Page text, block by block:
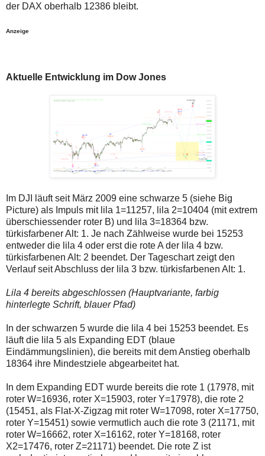
der DAX oberhalb 12386 bleibt.
Anzeige
Aktuelle Entwicklung im Dow Jones
Im DJI läuft seit März 2009 eine schwarze 5 (siehe Big
Picture) als Impuls mit lila 1=11257, lila 2=10404 (mit extrem
überschiessender roter B) und lila 3=18364 bzw.
türkisfarbener Alt: 1. Je nach Zählweise wurde bei 15253
entweder die lila 4 oder erst die rote A der lila 4 bzw.
türkisfarbenen Alt: 2 beendet. Der Tageschart zeigt den
Verlauf seit Abschluss der lila 3 bzw. türkisfarbenen Alt: 1.
Lila 4 bereits abgeschlossen (Hauptvariante, farbig
hinterlegte Schrift, blauer Pfad)
In der schwarzen 5 wurde die lila 4 bei 15253 beendet. Es
läuft die lila 5 als Expanding EDT (blaue
Eindämmungslinien), die bereits mit dem Anstieg oberhalb
18364 ihre Mindestziele abgearbeitet hat.
In dem Expanding EDT wurde bereits die rote 1 (17978, mit
roter W=16936, roter X=15903, roter Y=17978), die rote 2
(15451, als Flat-X-Zigzag mit roter W=17098, roter X=17750,
roter Y=15451) sowie vermutlich auch die rote 3 (21171, mit
roter W=16662, roter X=16162, roter Y=18168, roter
X2=17476, roter Z=21171) beendet. Die rote Z ist